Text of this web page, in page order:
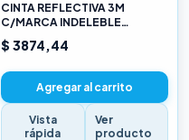
CINTA REFLECTIVA 3M
C/MARCA INDELEBLE
TRASERA BLANCA Y ROJO X
METRO
$ 3874,44
Agregar al carrito
Vista
rápida
Ver
producto